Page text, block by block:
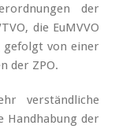
der
die EuMVVO
gefolgt von einer
der ZPO.
verständliche
Handhabung der